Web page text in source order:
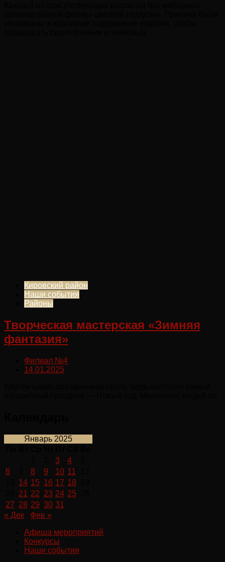
Кировский район
Наши события
Районы
Творческая мастерская «Зимняя
фантазия»
Филиал №4
14.01.2025
Январь 2025
3 4
6
8 9 10 11
14 15 16 17 18
21 22 23 24 25
27 28 29 30 31
« Дек
Фев »
Афиша мероприятий
Конкурсы
Наши события